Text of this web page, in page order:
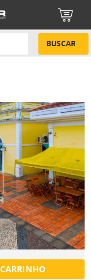
BUSCAR
Esqueci a senha
·Termos